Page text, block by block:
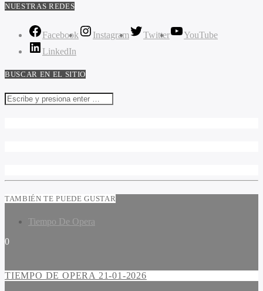
NUESTRAS REDES
Facebook Instagram Twitter
YouTube
LinkedIn
BUSCAR EN EL SITIO
TAMBIÉN TE PUEDE GUSTAR
Tiempo De Opera
0
TIEMPO DE OPERA 21-01-2026